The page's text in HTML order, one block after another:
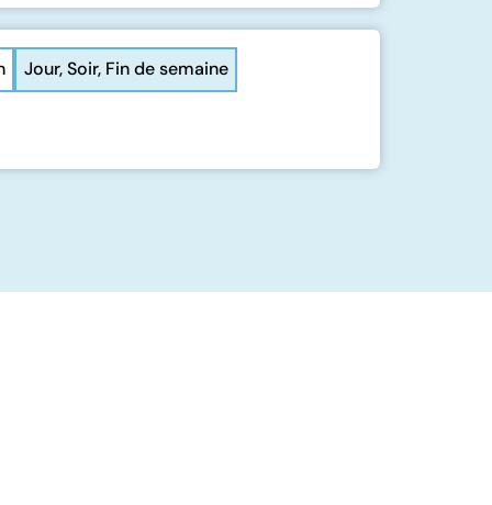
Jour, Soir, Fin de semaine